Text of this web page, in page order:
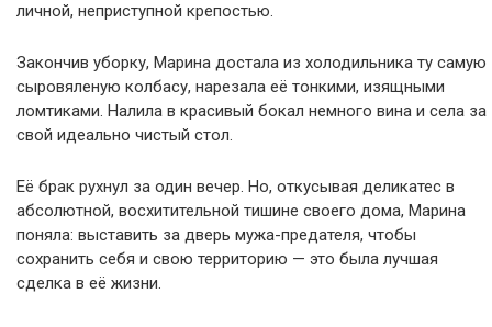
личной, неприступной крепостью.
Закончив уборку, Марина достала из холодильника ту самую
сыровяленую колбасу, нарезала её тонкими, изящными
ломтиками. Налила в красивый бокал немного вина и села за
свой идеально чистый стол.
Её брак рухнул за один вечер. Но, откусывая деликатес в
абсолютной, восхитительной тишине своего дома, Марина
поняла: выставить за дверь мужа-предателя, чтобы
сохранить себя и свою территорию — это была лучшая
сделка в её жизни.